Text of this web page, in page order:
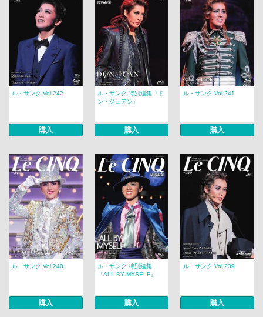
ル・サンク Vol.242
購入
ル・サンク 特別編集『ド
ン・ジュアン』
購入
ル・サンク Vol.241
購入
ル・サンク Vol.240
購入
ル・サンク 特別編集
『ALL BY MYSELF』
購入
ル・サンク Vol.239
購入